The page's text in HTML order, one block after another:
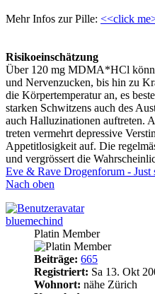
Mehr Infos zur Pille: <<click
Risikoeinschätzung
Über 120 mg MDMA*HCl
und Nervenzucken, bis hin zu
die Körpertemperatur an, es
starken Schwitzens auch des
auch Halluzinationen auftreten.
treten vermehrt depressive
Appetitlosigkeit auf. Die
und vergrössert die
Eve & Rave Drogenforum - Just
Nach oben
bluemechind
Platin Member
Beiträge: 665
Registriert: Sa 13. Okt
Wohnort: nähe Zürich